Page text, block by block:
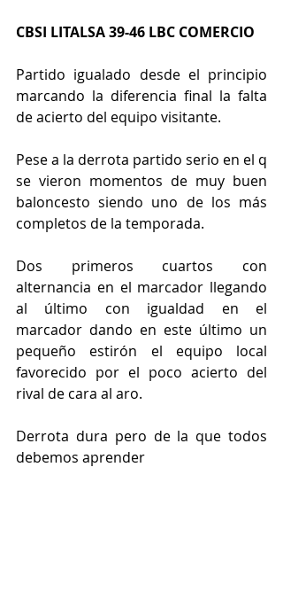
CBSI LITALSA 39-46 LBC COMERCIO
Partido igualado desde el principio
marcando la diferencia final la falta
de acierto del equipo visitante.
Pese a la derrota partido serio en el q
se vieron momentos de muy buen
baloncesto siendo uno de los más
completos de la temporada.
Dos primeros cuartos con
alternancia en el marcador llegando
al último con igualdad en el
marcador dando en este último un
pequeño estirón el equipo local
favorecido por el poco acierto del
rival de cara al aro.
Derrota dura pero de la que todos
debemos aprender